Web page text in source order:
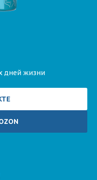
дней жизни